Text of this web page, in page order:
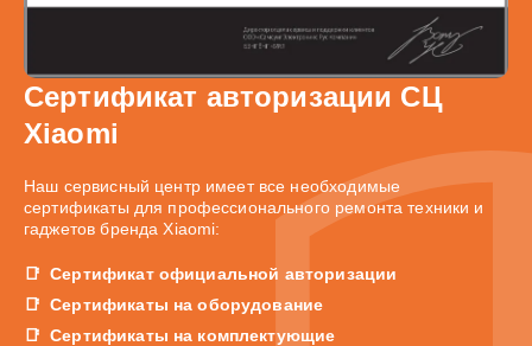
Сертификат авторизации СЦ
Xiaomi
Наш сервисный центр имеет все необходимые
сертификаты для профессионального ремонта техники и
гаджетов бренда Xiaomi:
Сертификат официальной авторизации
Сертификаты на оборудование
Сертификаты на комплектующие